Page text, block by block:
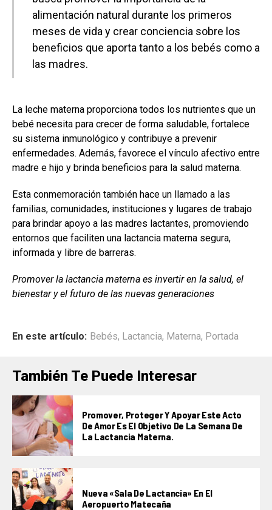
alimentación natural durante los primeros
meses de vida y crear conciencia sobre los
beneficios que aporta tanto a los bebés como a
las madres.
La leche materna proporciona todos los nutrientes que un
bebé necesita para crecer de forma saludable, fortalece
su sistema inmunológico y contribuye a prevenir
enfermedades. Además, favorece el vínculo afectivo entre
madre e hijo y brinda beneficios para la salud materna.
Esta conmemoración también hace un llamado a las
familias, comunidades, instituciones y lugares de trabajo
para brindar apoyo a las madres lactantes, promoviendo
entornos que faciliten una lactancia materna segura,
informada y libre de barreras.
Promover la lactancia materna es invertir en la salud, el
bienestar y el futuro de las nuevas generaciones
En este artículo: Bebés, Lactancia, Materna, Portada
También Te Puede Interesar
Promover, Proteger Y Apoyar Este Acto
De Amor Es El Objetivo De La Semana De
La Lactancia Materna.
Nueva «Sala De Lactancia» En El
Aeropuerto Matecaña